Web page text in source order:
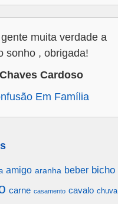
muita verdade a
sonho , obrigada!
Cardoso
Em Família
amigo aranha beber bicho
carne casamento cavalo chuva